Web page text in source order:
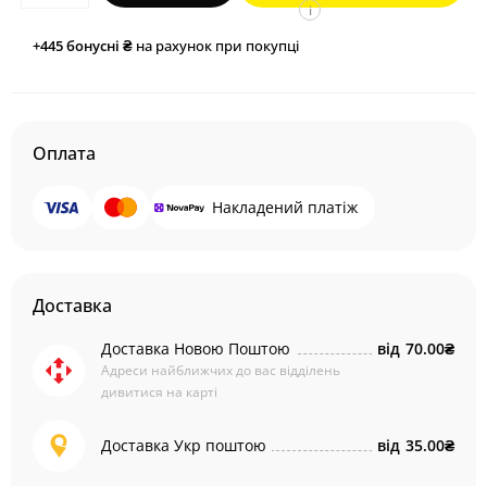
+445бонусні ₴ на рахунок при покупці
i
Оплата
Накладений платіж
Доставка
Доставка Новою Поштою
Адреси найближчих до вас відділень
дивитися на карті
від 70.00₴
Доставка Укр поштою від 35.00₴